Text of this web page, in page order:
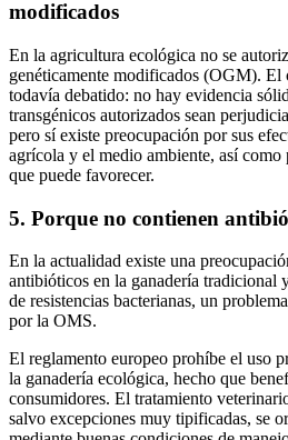
modificados
En la agricultura ecológica no se
genéticamente modificados (OGM).
todavía debatido: no hay evidencia
transgénicos autorizados sean
pero sí existe preocupación por sus
agrícola y el medio ambiente, así
que puede favorecer.
5. Porque no contienen
En la actualidad existe una
antibióticos en la ganadería tradicional
de resistencias bacterianas, un
por la OMS.
El reglamento europeo prohíbe el uso
la ganadería ecológica, hecho que
consumidores. El tratamiento
salvo excepciones muy tipificadas, se